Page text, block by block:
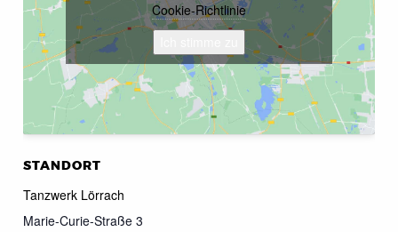
STANDORT
Tanzwerk Lörrach
Marie-Curie-Straße 3
Cookie-Richtlinie